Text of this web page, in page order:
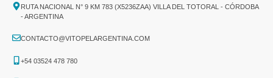
RUTA NACIONAL N° 9 KM 783 (X5236ZAA) VILLA DEL TOTORAL - CÓRDOBA
- ARGENTINA
CONTACTO@VITOPELARGENTINA.COM
+54 03524 478 780​